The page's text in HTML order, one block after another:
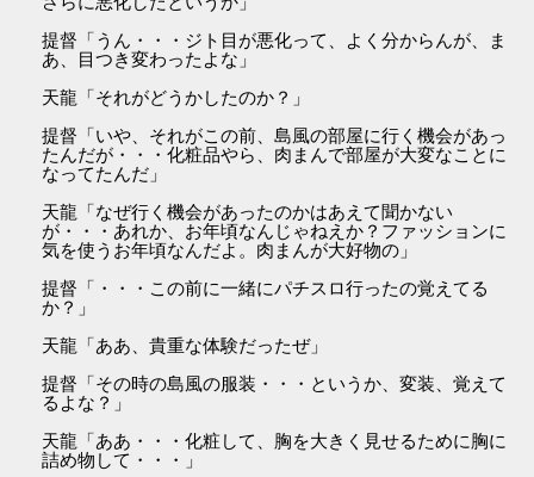
提督「うん・・・ジト目が悪化って、よく分からんが、ま
あ、目つき変わったよな」
天龍「それがどうかしたのか？」
提督「いや、それがこの前、島風の部屋に行く機会があっ
たんだが・・・化粧品やら、肉まんで部屋が大変なことに
なってたんだ」
天龍「なぜ行く機会があったのかはあえて聞かない
が・・・あれか、お年頃なんじゃねえか？ファッションに
気を使うお年頃なんだよ。肉まんが大好物の」
提督「・・・この前に一緒にパチスロ行ったの覚えてる
か？」
天龍「ああ、貴重な体験だったぜ」
提督「その時の島風の服装・・・というか、変装、覚えて
るよな？」
天龍「ああ・・・化粧して、胸を大きく見せるために胸に
詰め物して・・・」